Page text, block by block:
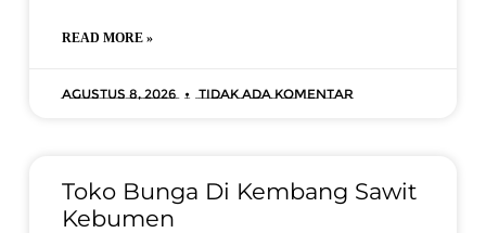
READ MORE »
Agustus 8, 2026 Tidak ada komentar
Toko Bunga Di Kembang Sawit
Kebumen